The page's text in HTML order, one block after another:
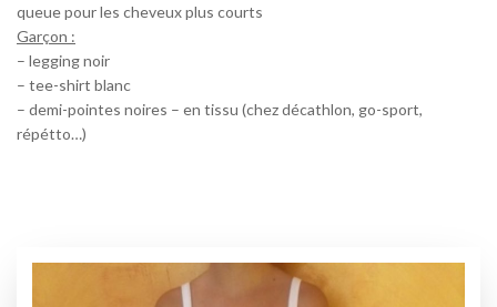
queue pour les cheveux plus courts
Garçon :
– legging noir
– tee-shirt blanc
– demi-pointes noires – en tissu (chez décathlon, go-sport,
répétto…)